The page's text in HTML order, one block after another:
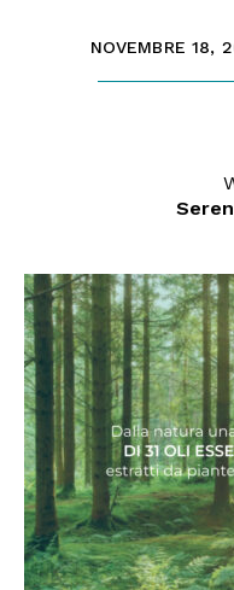
NOVEMBRE 18,